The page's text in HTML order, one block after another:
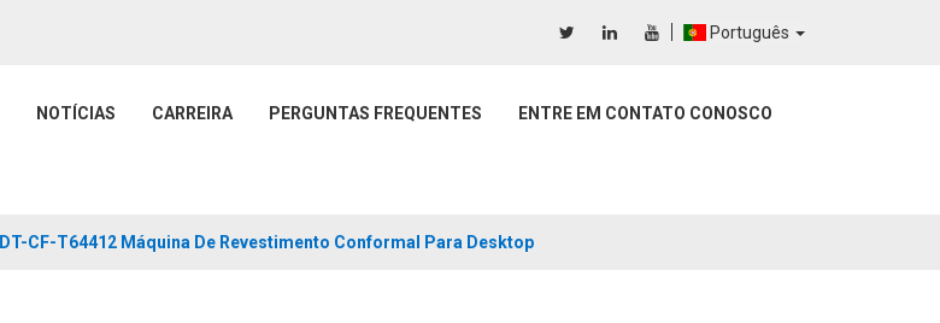
Português
NOTÍCIAS CARREIRA PERGUNTAS FREQUENTES ENTRE EM CONTATO CONOSCO
DT-CF-T64412 Máquina De Revestimento Conformal Para Desktop